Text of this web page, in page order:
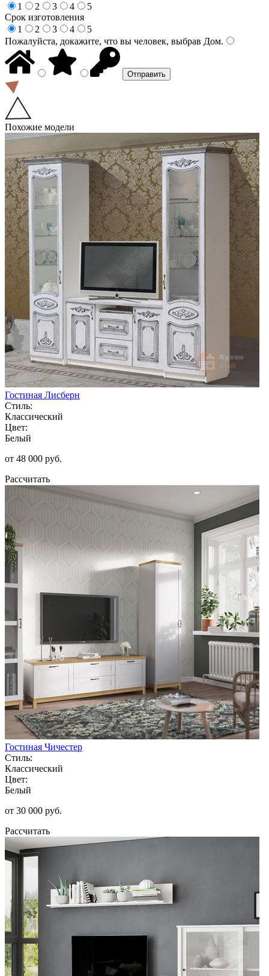
1
2 3 4
5
Срок изготовления
1
2 3 4
5
Пожалуйста, докажите, что вы человек, выбрав Дом.
Похожие модели
Гостиная Лисберн
Стиль:
Классический
Цвет:
Белый
от 48 000 руб.
Рассчитать
Гостиная Чичестер
Стиль:
Классический
Цвет:
Белый
от 30 000 руб.
Рассчитать